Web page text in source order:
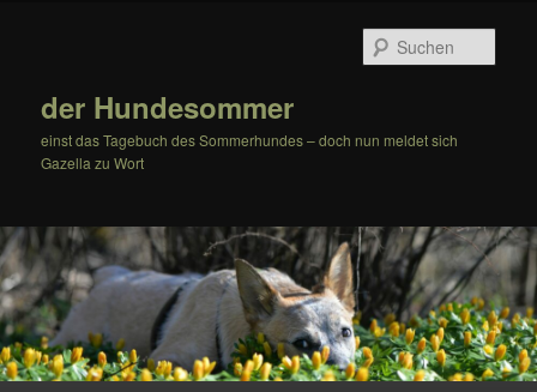
der Hundesommer
einst das Tagebuch des Sommerhundes – doch nun meldet sich
Gazella zu Wort